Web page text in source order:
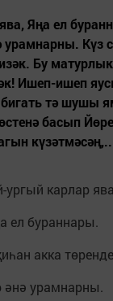
Яңа ел
урамнарны. Күз
Бу
Ишеп-ишеп
тә шушы
басып
ургый карлар
ел бураннары.
акка
әнә урамнарны.